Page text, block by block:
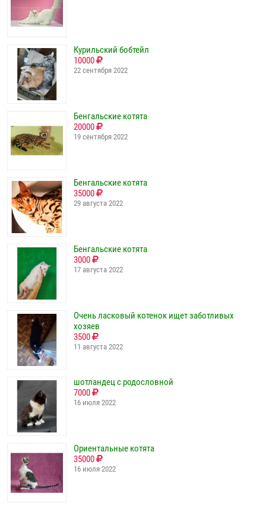
Курильский бобтейл
10000
22 сентября 2022
Бенгальские котята
20000
19 сентября 2022
Бенгальские котята
35000
29 августа 2022
Бенгальские котята
3000
17 августа 2022
Очень ласковый котенок ищет заботливых
хозяев
3500
11 августа 2022
шотландец с родословной
7000
16 июля 2022
Ориентальные котята
35000
16 июля 2022